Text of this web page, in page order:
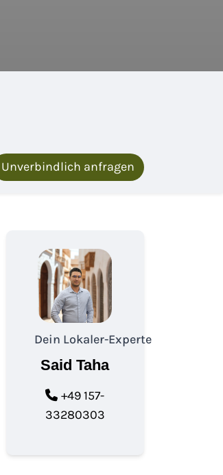
Unverbindlich anfragen
Dein Lokaler-Experte
Said Taha
+49 157-
33280303